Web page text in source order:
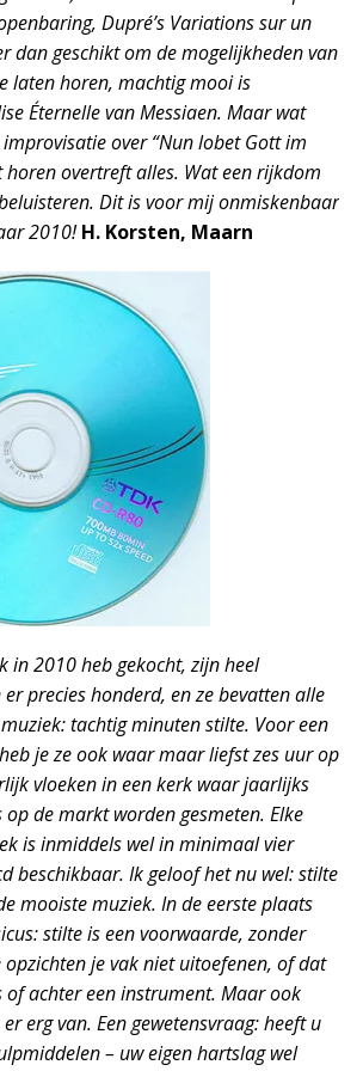
Dupré’s Variations sur un
dan geschikt om de mogelijkheden van
laten horen, machtig mooi is
Éternelle van Messiaen. Maar wat
over “Nun lobet Gott im
horen overtreft alles. Wat een rijkdom
Dit is voor mij onmiskenbaar
2010!H. Korsten, Maarn
in 2010 heb gekocht, zijn heel
precies honderd, en ze bevatten alle
tachtig minuten stilte. Voor een
je ze ook waar maar liefst zes uur op
vloeken in een kerk waar jaarlijks
op de markt worden gesmeten. Elke
is inmiddels wel in minimaal vier
beschikbaar. Ik geloof het nu wel: stilte
mooiste muziek. In de eerste plaats
stilte is een voorwaarde, zonder
je vak niet uitoefenen, of dat
of achter een instrument. Maar ook
erg van. Een gewetensvraag: heeft u
– uw eigen hartslag wel